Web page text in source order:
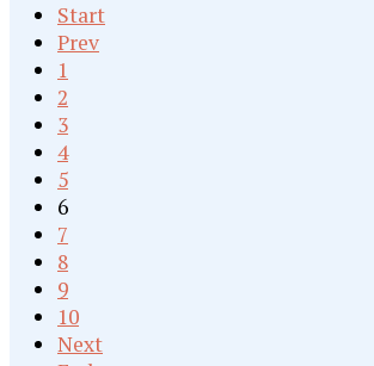
Start
Prev
1
2
3
4
5
6
7
8
9
10
Next